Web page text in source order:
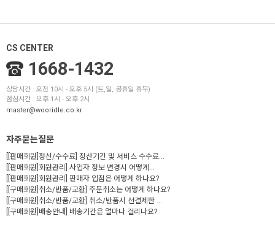
CS CENTER
1668-1432
상담시간 : 오전 10시 - 오후 5시 (토,일, 공휴일 휴무)
점심시간 : 오후 1시 - 오후 2시
master@wooridle.co.kr
자주묻는질문
[[판매회원]정산/수수료] 정산기간 및 서비스 수수료...
[[판매회원]회원관리] 사업자 정보 변경시 어떻게...
[[판매회원]회원관리] 판매자 입점은 어떻게 하나요?
[[구매회원]취소/반품/교환] 주문취소는 어떻게 하나요?
[[구매회원]취소/반품/교환] 취소/반품시 선결제한 ...
[[구매회원]배송안내] 배송기간은 얼마나 걸리나요?